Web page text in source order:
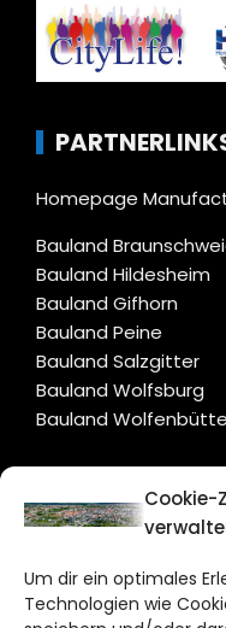
Cookie-
Um dir ein optimales
Technologien wie
Homepage
Bauland
Bauland Hildesheim
Bauland Gifhorn
Bauland Peine
Bauland Salzgitter
Bauland Wolfsburg
Bauland
CITYLIFE!
Bruchtorwall 12